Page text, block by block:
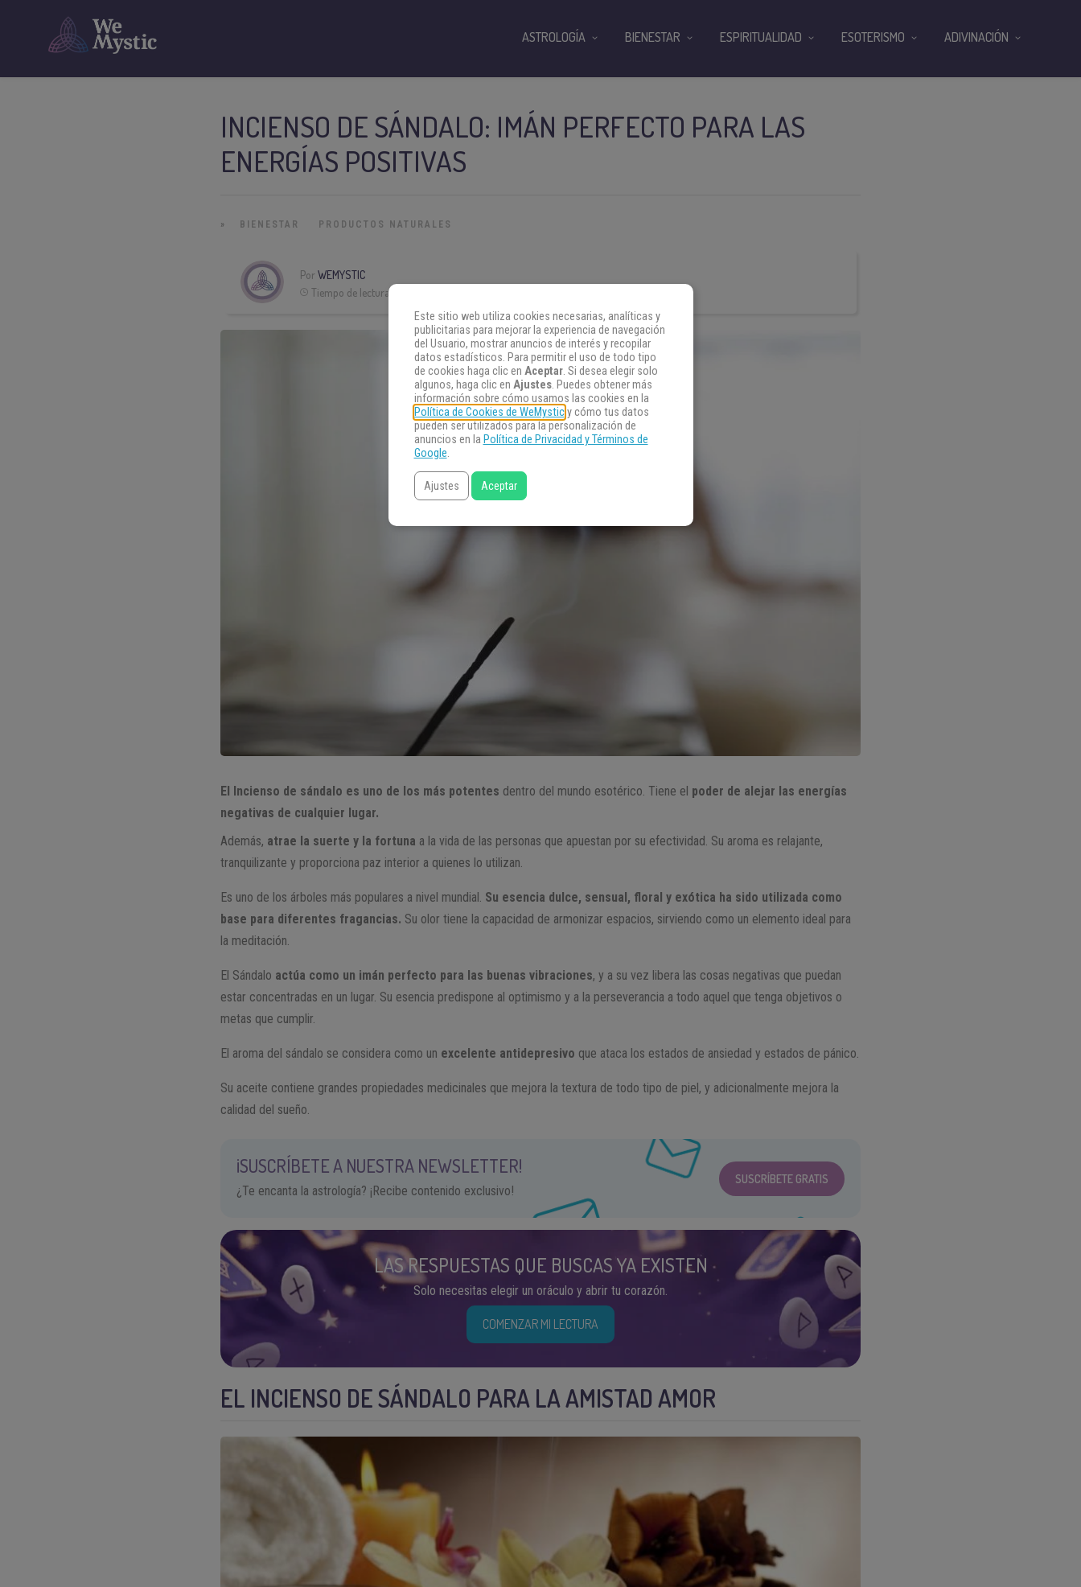
INCIENSO DE SÁNDALO: IMÁN PERFECTO PARA LAS
ENERGÍAS POSITIVAS
» BIENESTAR PRODUCTOS NATURALES
Por WEMYSTIC
Tiempo de lectura:
El Incienso de sándalo es uno de los más potentes dentro del mundo esotérico. Tiene el poder de alejar las energías
negativas de cualquier lugar.
Además, atrae la suerte y la fortuna a la vida de las personas que apuestan por su efectividad. Su aroma es relajante,
tranquilizante y proporciona paz interior a quienes lo utilizan.
Es uno de los árboles más populares a nivel mundial. Su esencia dulce, sensual, floral y exótica ha sido utilizada como
base para diferentes fragancias. Su olor tiene la capacidad de armonizar espacios, sirviendo como un elemento ideal para
la meditación.
El Sándalo actúa como un imán perfecto para las buenas vibraciones, y a su vez libera las cosas negativas que puedan
estar concentradas en un lugar. Su esencia predispone al optimismo y a la perseverancia a todo aquel que tenga objetivos o
metas que cumplir.
El aroma del sándalo se considera como un excelente antidepresivo que ataca los estados de ansiedad y estados de pánico.
Su aceite contiene grandes propiedades medicinales que mejora la textura de todo tipo de piel, y adicionalmente mejora la
calidad del sueño.
¡SUSCRÍBETE A NUESTRA NEWSLETTER!
¿Te encanta la astrología? ¡Recibe contenido exclusivo!
SUSCRÍBETE GRATIS
LAS RESPUESTAS QUE BUSCAS YA EXISTEN
Solo necesitas elegir un oráculo y abrir tu corazón.
COMENZAR MI LECTURA
EL INCIENSO DE SÁNDALO PARA LA AMISTAD AMOR
ASTROLOGÍA BIENESTAR ESPIRITUALIDAD ESOTERISMO ADIVINACIÓN
Este sitio web utiliza cookies necesarias, analíticas y
publicitarias para mejorar la experiencia de navegación
del Usuario, mostrar anuncios de interés y recopilar
datos estadísticos. Para permitir el uso de todo tipo
de cookies haga clic en Aceptar. Si desea elegir solo
algunos, haga clic en Ajustes. Puedes obtener más
información sobre cómo usamos las cookies en la
Política de Cookies de WeMysticy cómo tus datos
pueden ser utilizados para la personalización de
anuncios en la Política de Privacidad y Términos de
Google.
Ajustes Aceptar